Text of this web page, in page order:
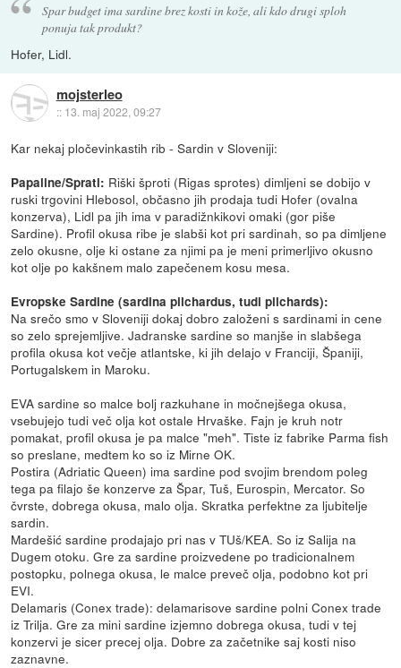
Spar budget ima sardine brez kosti in kože, ali kdo drugi sploh
ponuja tak produkt?
Hofer, Lidl.
mojsterleo
:: 13. maj 2022, 09:27
Kar nekaj pločevinkastih rib - Sardin v Sloveniji:
Papaline/Sprati: Riški šproti (Rigas sprotes) dimljeni se dobijo v
ruski trgovini Hlebosol, občasno jih prodaja tudi Hofer (ovalna
konzerva), Lidl pa jih ima v paradižnkikovi omaki (gor piše
Sardine). Profil okusa ribe je slabši kot pri sardinah, so pa dimljene
zelo okusne, olje ki ostane za njimi pa je meni primerljivo okusno
kot olje po kakšnem malo zapečenem kosu mesa.
Evropske Sardine (sardina pilchardus, tudi pilchards):
Na srečo smo v Sloveniji dokaj dobro založeni s sardinami in cene
so zelo sprejemljive. Jadranske sardine so manjše in slabšega
profila okusa kot večje atlantske, ki jih delajo v Franciji, Španiji,
Portugalskem in Maroku.
EVA sardine so malce bolj razkuhane in močnejšega okusa,
vsebujejo tudi več olja kot ostale Hrvaške. Fajn je kruh notr
pomakat, profil okusa je pa malce "meh". Tiste iz fabrike Parma fish
so preslane, medtem ko so iz Mirne OK.
Postira (Adriatic Queen) ima sardine pod svojim brendom poleg
tega pa filajo še konzerve za Špar, Tuš, Eurospin, Mercator. So
čvrste, dobrega okusa, malo olja. Skratka perfektne za ljubitelje
sardin.
Mardešić sardine prodajajo pri nas v TUš/KEA. So iz Salija na
Dugem otoku. Gre za sardine proizvedene po tradicionalnem
postopku, polnega okusa, le malce preveč olja, podobno kot pri
EVI.
Delamaris (Conex trade): delamarisove sardine polni Conex trade
iz Trilja. Gre za mini sardine izjemno dobrega okusa, tudi v tej
konzervi je sicer precej olja. Dobre za začetnike saj kosti niso
zaznavne.